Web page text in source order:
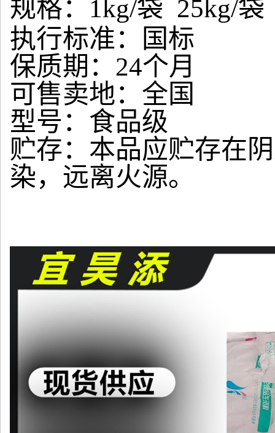
规格： 1kg/袋 25kg/袋
执行标准：国标
保质期： 24个月
可售卖地：全国
型号：食品级
贮存：本品应贮存在
染，远离火源。